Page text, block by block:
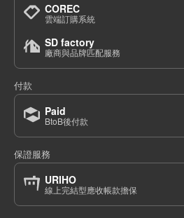
COREC
雲端訂購系統
SD factory
廠商與品牌匹配服務
付款
Paid
BtoB後付款
保證服務
URIHO
線上完結型應收帳款擔保